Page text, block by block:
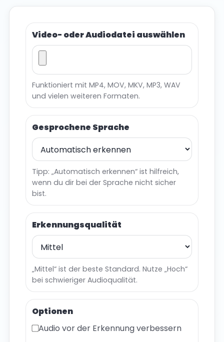
Video- oder Audiodatei auswählen
Funktioniert mit MP4, MOV, MKV, MP3, WAV
und vielen weiteren Formaten.
Gesprochene Sprache
Tipp: „Automatisch erkennen“ ist hilfreich,
wenn du dir bei der Sprache nicht sicher
bist.
Erkennungsqualität
„Mittel“ ist der beste Standard. Nutze „Hoch“
bei schwieriger Audioqualität.
Optionen
Audio vor der Erkennung verbessern